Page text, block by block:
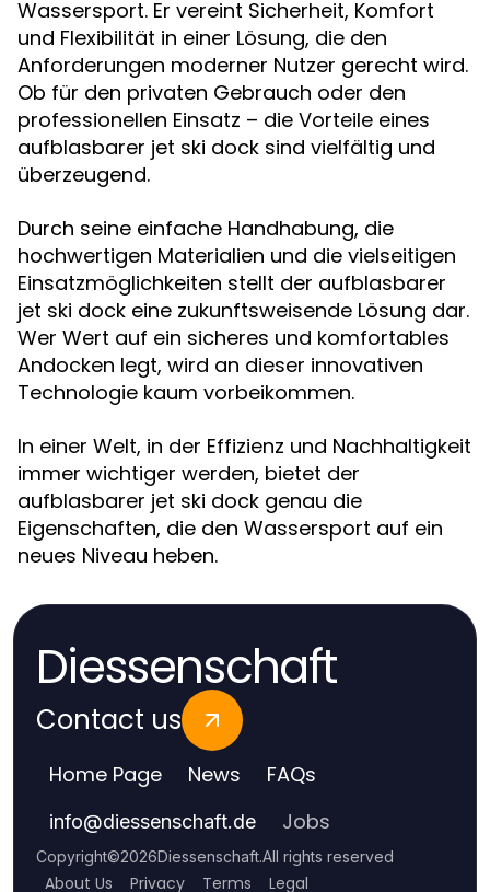
Wassersport. Er vereint Sicherheit, Komfort
und Flexibilität in einer Lösung, die den
Anforderungen moderner Nutzer gerecht wird.
Ob für den privaten Gebrauch oder den
professionellen Einsatz – die Vorteile eines
aufblasbarer jet ski dock sind vielfältig und
überzeugend.
Durch seine einfache Handhabung, die
hochwertigen Materialien und die vielseitigen
Einsatzmöglichkeiten stellt der aufblasbarer
jet ski dock eine zukunftsweisende Lösung dar.
Wer Wert auf ein sicheres und komfortables
Andocken legt, wird an dieser innovativen
Technologie kaum vorbeikommen.
In einer Welt, in der Effizienz und Nachhaltigkeit
immer wichtiger werden, bietet der
aufblasbarer jet ski dock genau die
Eigenschaften, die den Wassersport auf ein
neues Niveau heben.
Diessenschaft
Contact us
Home Page News FAQs
info@diessenschaft.de Jobs
Copyright©2026Diessenschaft.All rights reserved
About Us Privacy Terms Legal